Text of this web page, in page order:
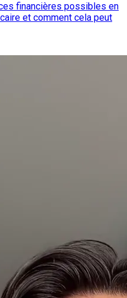
financières possibles en
et comment cela peut